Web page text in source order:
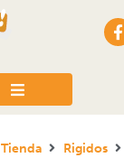
Tienda Rigidos